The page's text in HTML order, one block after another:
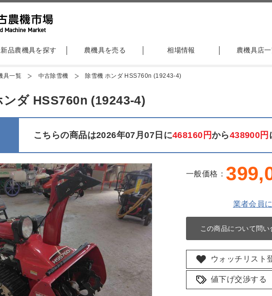
新品農機具を探す 農機具を売る 相場情報 農機具店
具一覧 中古除雪機 除雪機 ホンダ HSS760n (19243-4)
ンダ HSS760n (19243-4)
こちらの商品は2026年07月07日に468160円から438900円
一般価格：
業者会員
この商品について問い
ウォッチリスト
値下げ交渉する